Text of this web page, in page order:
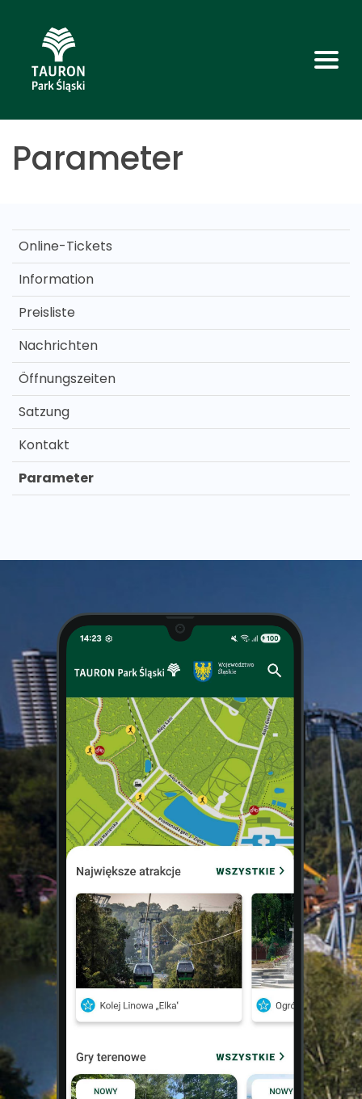
Parameter
Online-Tickets
Information
Preisliste
Nachrichten
Öffnungszeiten
Satzung
Kontakt
Parameter